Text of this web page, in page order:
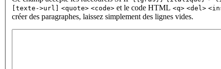
[texte->url]
<quote> <code> et le code HTML <q> <del>
créer des paragraphes, laissez simplement des lignes vides.